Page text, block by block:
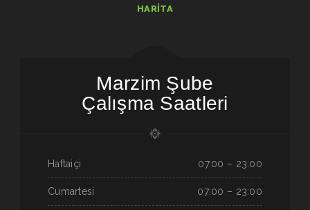
HARITA
Marzim Şube
Çalışma Saatleri
Haftaiçi 07.00 – 23:00
Cumartesi 07:00 – 23:00